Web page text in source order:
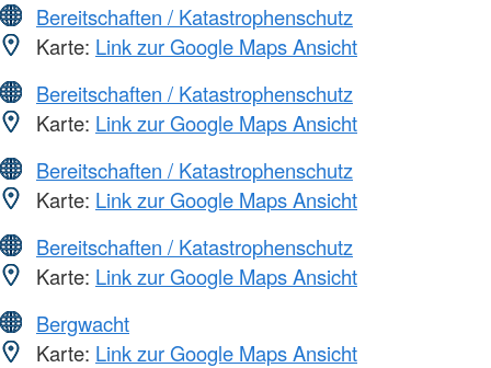
Bereitschaften / Katastrophenschutz
Karte: Link zur Google Maps Ansicht
Bereitschaften / Katastrophenschutz
Karte: Link zur Google Maps Ansicht
Bereitschaften / Katastrophenschutz
Karte: Link zur Google Maps Ansicht
Bereitschaften / Katastrophenschutz
Karte: Link zur Google Maps Ansicht
Bergwacht
Karte: Link zur Google Maps Ansicht